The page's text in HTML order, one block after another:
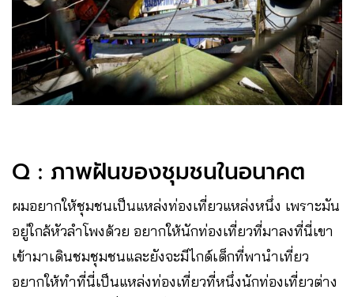
Q : ภาพฝันของชุมชนในอนาคต
ผมอยากให้ชุมชนเป็นแหล่งท่องเที่ยวแหล่งหนึ่ง เพราะมัน
อยู่ใกล้หัวลำโพงด้วย ​อยากให้นักท่องเที่ยวที่มาลงที่นี่เขา
เข้ามาเดินชมชุมชนและยังจะมีไกด์เด็กที่พานำเที่ยว
อยากให้ทำที่นี่เป็นแหล่งท่องเที่ยวที่หนึ่งนักท่องเที่ยวต่าง